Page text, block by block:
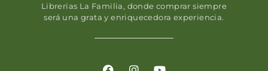
Librerias La Familia, donde comprar siempre
será una grata y enriquecedora experiencia.